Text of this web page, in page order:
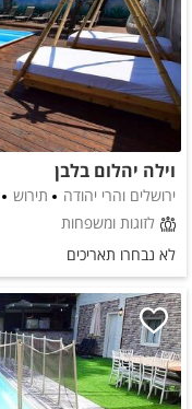
וילה יהלום בלבן
ירושלים והרי יהודה תירוש
לזוגות ומשפחות
לא נבחרו תאריכים